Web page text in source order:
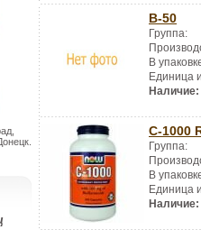
B-50
Группа:
В
Единица
Наличие:
C-1000
Группа:
В
Единица
Наличие: